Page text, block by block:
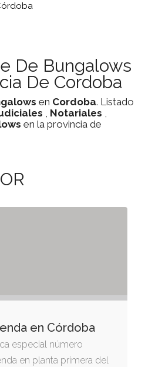
De Bungalows
De Cordoba
en Cordoba. Listado
, Notariales ,
en la provincia de
en Córdoba
especial número
en planta primera del